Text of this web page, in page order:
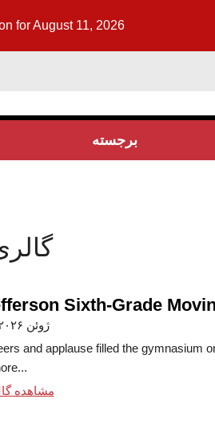
for August 11, 2026
برجسته
Sixth-Grade
۳۰ ژوئن ۲۰۲۶
and applause filled the gymnasium
مشاهده